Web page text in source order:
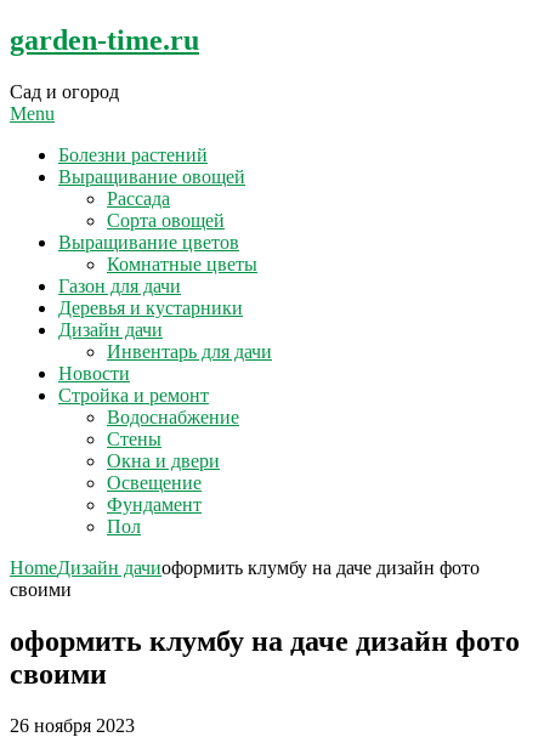
Skip
to
garden-time.ru
Сад и огород
Menu
Болезни растений
Выращивание овощей
Рассада
Сорта овощей
Выращивание цветов
Комнатные цветы
Газон для дачи
Деревья и кустарники
Дизайн дачи
Инвентарь для дачи
Новости
Стройка и ремонт
Водоснабжение
Стены
Окна и двери
Освещение
Фундамент
Пол
HomeДизайн дачиоформить клумбу на даче дизайн фото
своими
оформить клумбу на даче дизайн фото
своими
26 ноября 2023